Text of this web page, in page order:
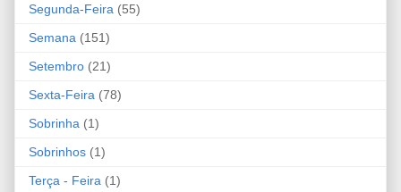
Segunda-Feira (55)
Semana (151)
Setembro (21)
Sexta-Feira (78)
Sobrinha (1)
Sobrinhos (1)
Terça - Feira (1)